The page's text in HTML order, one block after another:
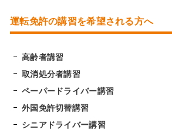
運転免許の講習を希望される方へ
高齢者講習
取消処分者講習
ペーパードライバー講習
外国免許切替講習
シニアドライバー講習